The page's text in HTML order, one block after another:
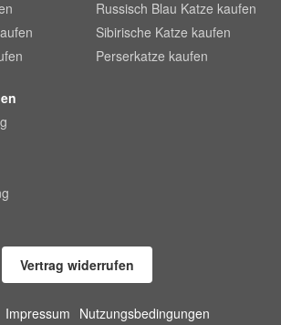
Russisch Blau Katze kaufen
Sibirische Katze kaufen
Perserkatze kaufen
Vertrag widerrufen
Impressum Nutzungsbedingungen